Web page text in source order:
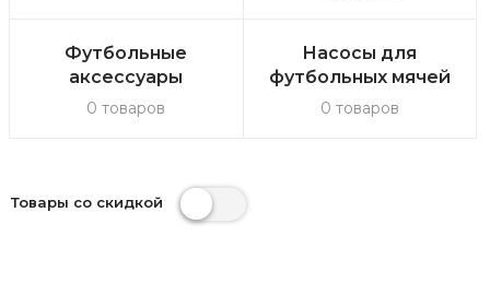
Футбольные
аксессуары
0 товаров
Насосы для
футбольных мячей
0 товаров
Товары со скидкой